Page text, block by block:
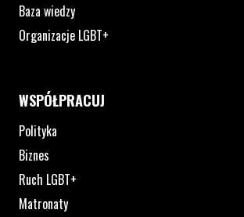
Baza wiedzy
Organizacje LGBT+
WSPÓŁPRACUJ
Polityka
Biznes
Ruch LGBT+
Matronaty